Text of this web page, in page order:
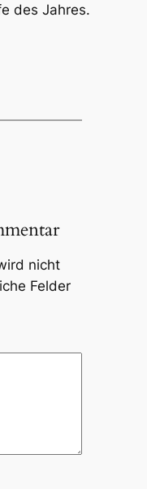
des Jahres.
nicht
Felder